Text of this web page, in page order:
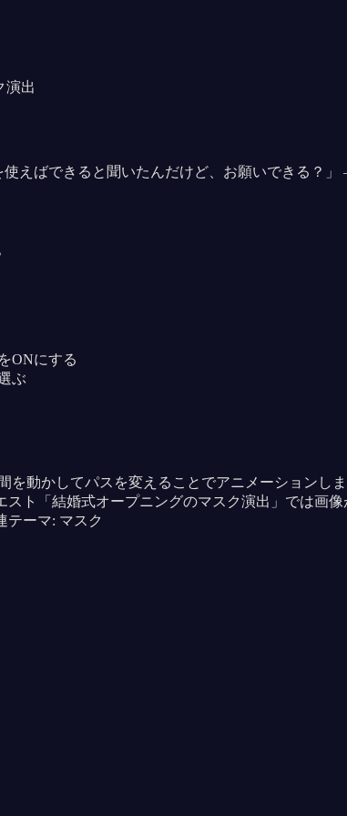
演出
えばできると聞いたんだけど、お願いできる？
ONにする
ぶ
動かしてパスを変えることでアニメーションし
ト「結婚式オープニングのマスク演出」では画
テーマ: マスク